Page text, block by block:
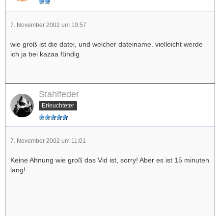
7. November 2002 um 10:57
wie groß ist die datei, und welcher dateiname. vielleicht werde
ich ja bei kazaa fündig
Stahlfeder
Erleuchteter
7. November 2002 um 11:01
Keine Ahnung wie groß das Vid ist, sorry! Aber es ist 15 minuten
lang!